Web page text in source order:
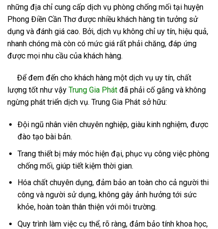
những địa chỉ cung cấp dịch vụ phòng chống mối tại huyện
Phong Điền Cần Thơ được nhiều khách hàng tin tưởng sử
dụng và đánh giá cao. Bởi, dịch vụ không chỉ uy tín, hiệu quả,
nhanh chóng mà còn có mức giá rất phải chăng, đáp ứng
được mọi nhu cầu của khách hàng.
Để đem đến cho khách hàng một dịch vụ uy tín, chất
lượng tốt như vậy Trung Gia Phát đã phải cố gắng và không
ngừng phát triển dịch vụ. Trung Gia Phát sở hữu:
Đội ngũ nhân viên chuyên nghiệp, giàu kinh nghiệm, được
đào tạo bài bản.
Trang thiết bị máy móc hiện đại, phục vụ công việc phòng
chống mối, giúp tiết kiệm thời gian.
Hóa chất chuyên dụng, đảm bảo an toàn cho cả người thi
công và người sử dụng, không gây ảnh hưởng tới sức
khỏe, hoàn toàn thân thiện với môi trường.
Quy trình làm việc cụ thể, rõ ràng, đảm bảo tính khoa học,